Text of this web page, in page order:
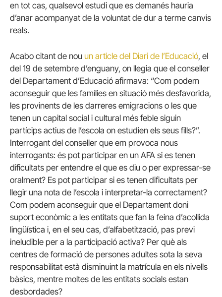
en tot cas, qualsevol estudi que es demanés hauria
d’anar acompanyat de la voluntat de dur a terme canvis
reals.
Acabo citant de nou un article del Diari de l’Educació, el
del 19 de setembre d’enguany, on llegia que el conseller
del Departament d’Educació afirmava: “Com podem
aconseguir que les famílies en situació més desfavorida,
les provinents de les darreres emigracions o les que
tenen un capital social i cultural més feble siguin
partícips actius de l’escola on estudien els seus fills?”.
Interrogant del conseller que em provoca nous
interrogants: és pot participar en un AFA si es tenen
dificultats per entendre el que es diu o per expressar-se
oralment? Es pot participar si es tenen dificultats per
llegir una nota de l’escola i interpretar-la correctament?
Com podem aconseguir que el Departament doni
suport econòmic a les entitats que fan la feina d’acollida
lingüística i, en el seu cas, d’alfabetització, pas previ
ineludible per a la participació activa? Per què als
centres de formació de persones adultes sota la seva
responsabilitat està disminuint la matrícula en els nivells
bàsics, mentre moltes de les entitats socials estan
desbordades?